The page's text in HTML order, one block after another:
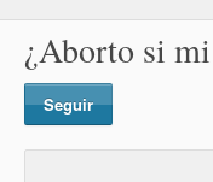
¿Aborto si
Seguir